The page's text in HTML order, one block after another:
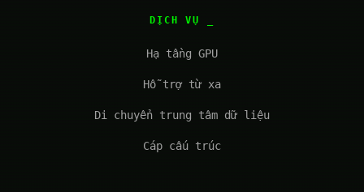
DỊCH VỤ
Hạ tầng GPU
Hỗ trợ từ xa
Di chuyển trung tâm dữ liệu
Cáp cấu trúc